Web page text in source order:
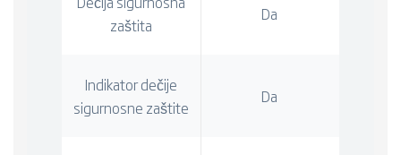
zaštita
Da
Indikator dečije
sigurnosne zaštite
Da